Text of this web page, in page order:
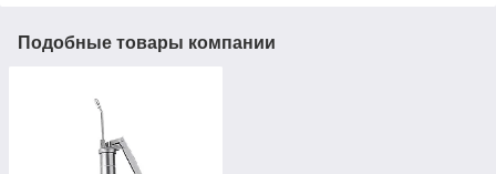
Подобные товары компании